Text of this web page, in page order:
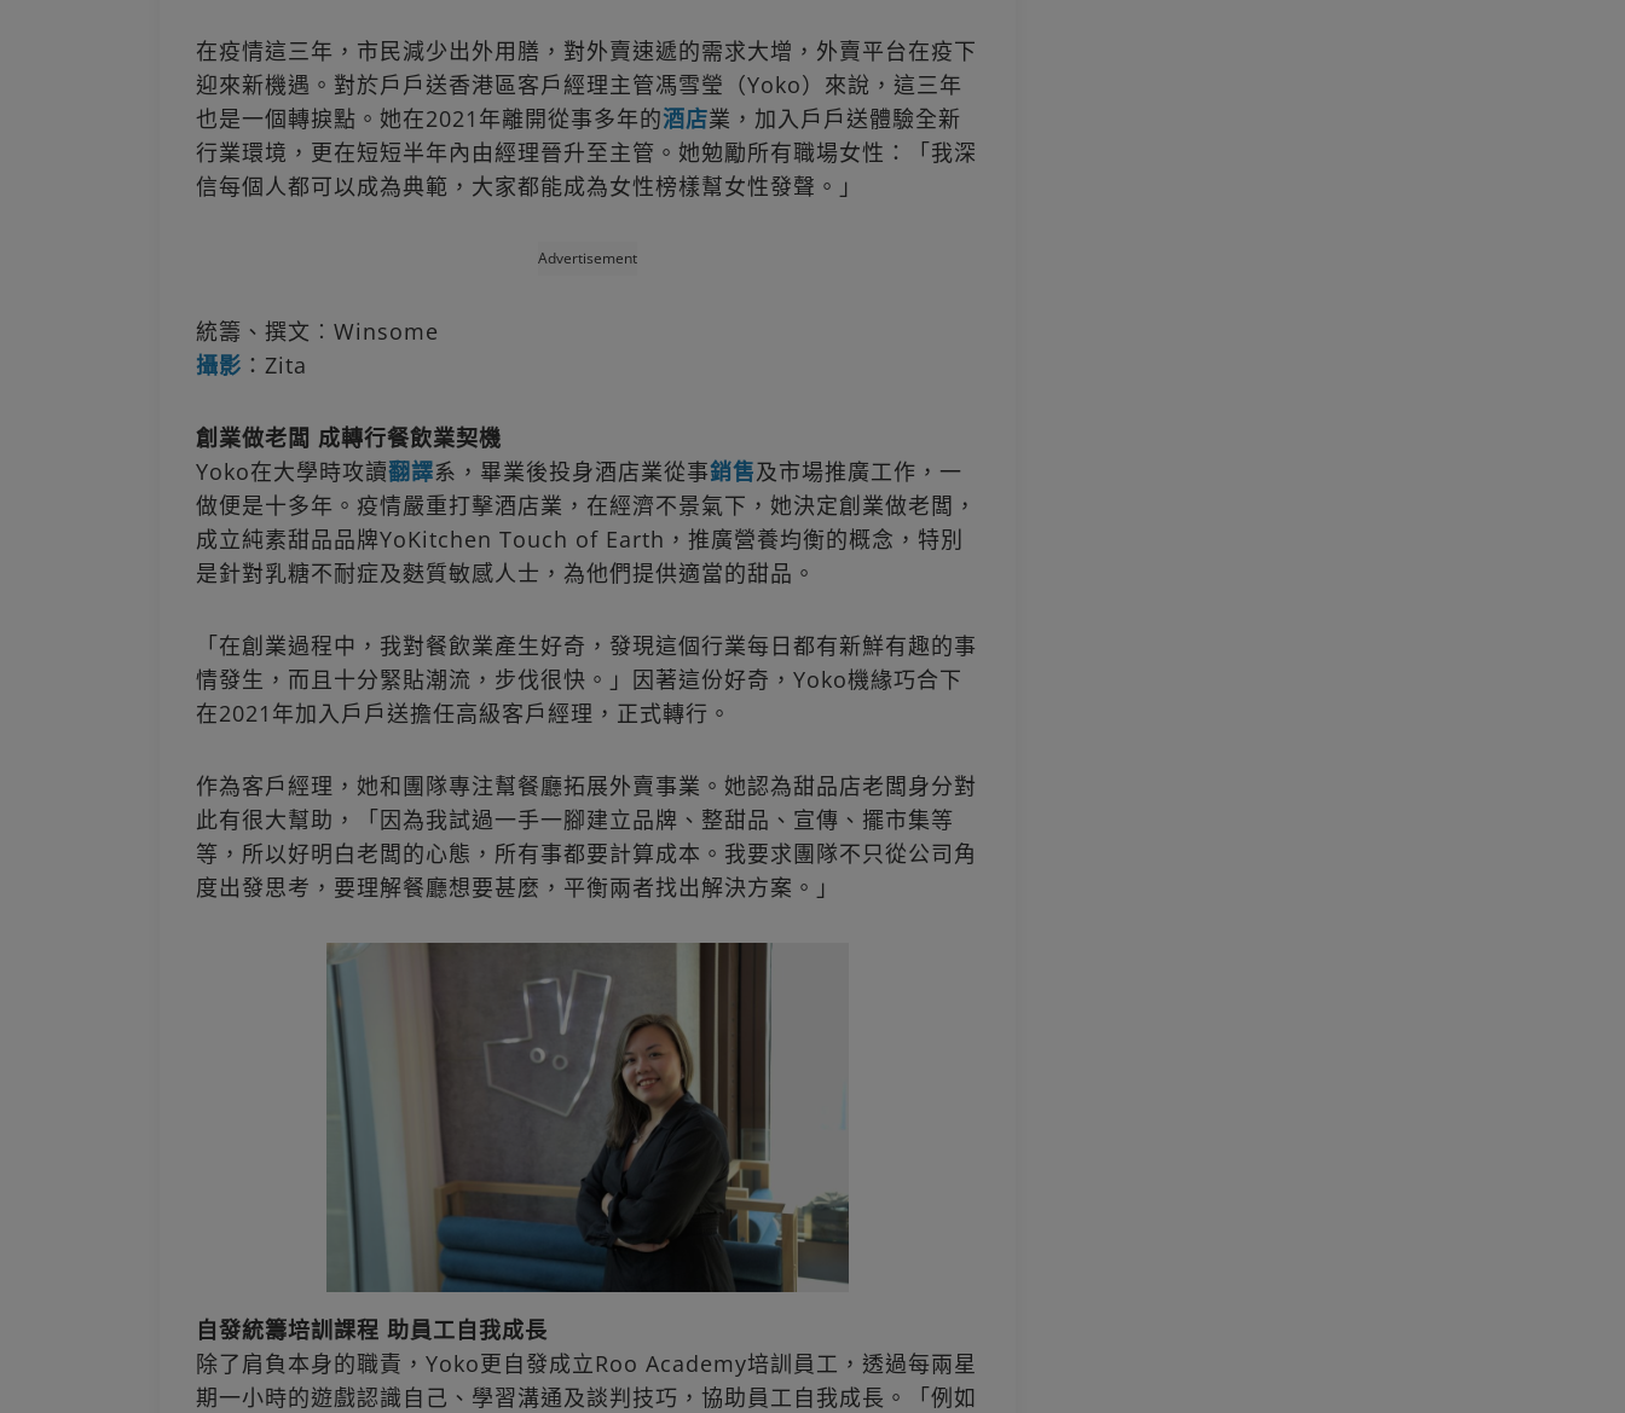
在疫情這三年，市民減少出外用膳，對外賣速遞的需求大增，外賣平台在疫下
迎來新機遇。對於戶戶送香港區客戶經理主管馮雪瑩（Yoko）來說，這三年
也是一個轉捩點。她在2021年離開從事多年的酒店業，加入戶戶送體驗全新
行業環境，更在短短半年內由經理晉升至主管。她勉勵所有職場女性：「我深
信每個人都可以成為典範，大家都能成為女性榜樣幫女性發聲。」
Advertisement
統籌、撰文︰Winsome
攝影 ：Zita
創業做老闆 成轉行餐飲業契機
Yoko在大學時攻讀翻譯系，畢業後投身酒店業從事銷售及市場推廣工作，一
做便是十多年。疫情嚴重打擊酒店業，在經濟不景氣下，她決定創業做老闆，
成立純素甜品品牌YoKitchen Touch of Earth，推廣營養均衡的概念，特別
是針對乳糖不耐症及麩質敏感人士，為他們提供適當的甜品。
「在創業過程中，我對餐飲業產生好奇，發現這個行業每日都有新鮮有趣的事
情發生，而且十分緊貼潮流，步伐很快。」因著這份好奇，Yoko機緣巧合下
在2021年加入戶戶送擔任高級客戶經理，正式轉行。
作為客戶經理，她和團隊專注幫餐廳拓展外賣事業。她認為甜品店老闆身分對
此有很大幫助，「因為我試過一手一腳建立品牌、整甜品、宣傳、擺市集等
等，所以好明白老闆的心態，所有事都要計算成本。我要求團隊不只從公司角
度出發思考，要理解餐廳想要甚麼，平衡兩者找出解決方案。」
自發統籌培訓課程 助員工自我成長
除了肩負本身的職責，Yoko更自發成立Roo Academy培訓員工，透過每兩星
期一小時的遊戲認識自己、學習溝通及談判技巧，協助員工自我成長。「例如